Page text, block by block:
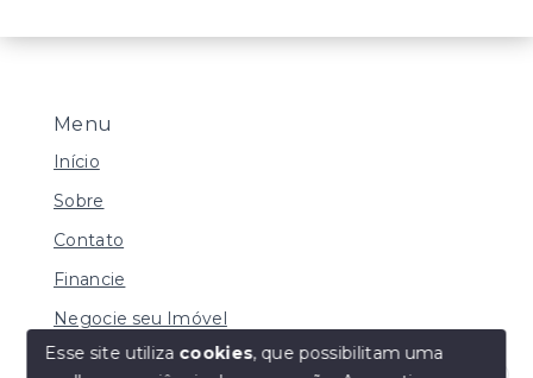
Menu
Início
Sobre
Contato
Financie
Negocie seu Imóvel
Esse site utiliza cookies, que possibilitam uma